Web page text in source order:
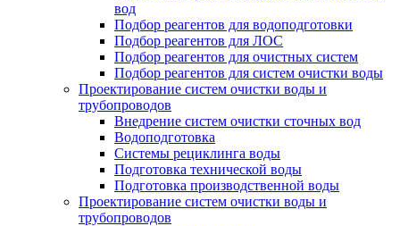
вод
Подбор реагентов для водоподготовки
Подбор реагентов для ЛОС
Подбор реагентов для очистных систем
Подбор реагентов для систем очистки воды
Проектирование систем очистки воды и
трубопроводов
Внедрение систем очистки сточных вод
Водоподготовка
Системы рециклинга воды
Подготовка технической воды
Подготовка производственной воды
Проектирование систем очистки воды и
трубопроводов